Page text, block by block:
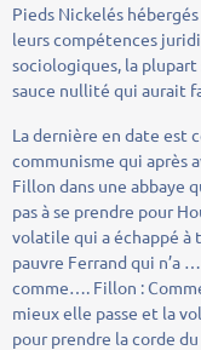
Pieds Nickelés
leurs compétences
sociologiques, la
sauce nullité qui aurait
La dernière en date est
communisme qui après
Fillon dans une abbaye
pas à se prendre pour
volatile qui a échappé à
pauvre Ferrand qui n’a
comme…. Fillon :
mieux elle passe et la
pour prendre la corde